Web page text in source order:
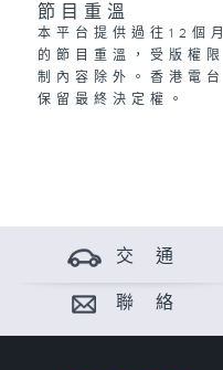
節目重溫
本平台提供過往12個月
的節目重溫，受版權限
制內容除外。香港電台
保留最終決定權。
交 通
聯 絡